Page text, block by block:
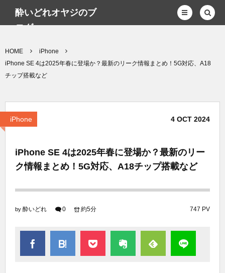
酔いどれオヤジのブ
ログwp
HOME
iPhone
iPhone SE 4は2025年春に登場か？最新のリーク情報まとめ！5G対応、A18
チップ搭載など
iPhone 4 OCT 2024
iPhone SE 4は2025年春に登場か？最新のリー
ク情報まとめ！5G対応、A18チップ搭載など
by 酔いどれ 0 747 PV
約5分